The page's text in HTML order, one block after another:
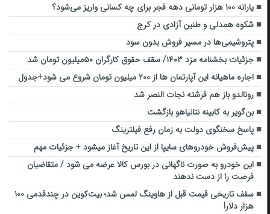
یارانه ۱۰۰ هزار تومانی دهه فجر برای چه کسانی واریز می‌شود؟
شکوه همدلی و طنین آزادی در کرج
پتروشیمی‌ها در مسیر فروش بدون سود
جزئیات بخشنامه مزد ۱۴۰۳/ سقف حقوق کارگران ۵۰میلیون تومان شد
اجاره ماهیانه این آپارتمان ها از ۲۰۰ میلیون تومان شروع می شود+جدول
رونالدو باز هم فرشته نجات النصر شد
بن‌گویر به کابینه نتانیاهو بازگشت
پاسخ سخنگوی دولت به زمان رفع فیلترینگ
پیش‌فروش خودروهای سایپا از این تاریخ آغاز میشود + جزئیات مهم
این خودرو به صورت ناگهانی در بورس کالا عرضه می شود / متقاضیان
فرصت را از دست ندهند
سقف تاریخی قیمت قبل از هاوینگ لمس شد؛ بیت‌کوین در چندقدمی ۱۰۰
هزار دلار!